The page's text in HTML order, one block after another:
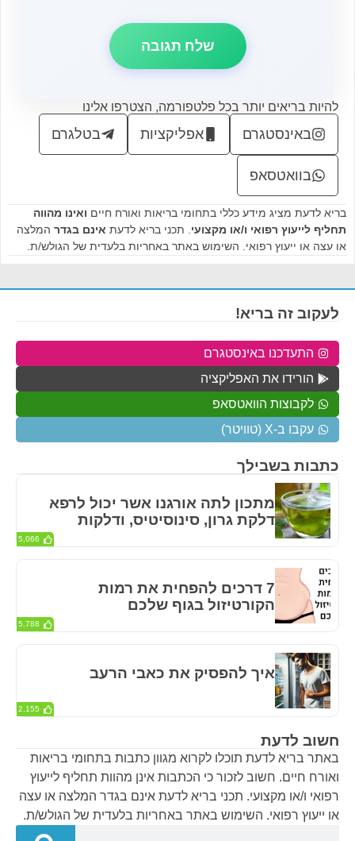
להיות בריאים יותר בכל פלטפורמה, הצטרפו אלינו
באינסטגרם אפליקציות בטלגרם
בוואטסאפ
בריא לדעת מציג מידע כללי בתחומי בריאות ואורח חיים ואינו מהווה
תחליף לייעוץ רפואי ו/או מקצועי. תכני בריא לדעת אינם בגדר המלצה
או עצה או ייעוץ רפואי. השימוש באתר באחריות בלעדית של הגולש/ת.
חשוב לדעת
באתר בריא לדעת תוכלו לקרוא מגוון כתבות בתחומי בריאות
ואורח חיים. חשוב לזכור כי הכתבות אינן מהוות תחליף לייעוץ
רפואי ו/או מקצועי. תכני בריא לדעת אינם בגדר המלצה או עצה
או ייעוץ רפואי. השימוש באתר באחריות בלעדית של הגולש/ת.
כתבות בשבילך
מתכון לתה אורגנו אשר יכול לרפא
דלקת גרון, סינוסיטיס, ודלקות
5,066
7 דרכים להפחית את רמות
הקורטיזול בגוף שלכם
5,788
איך להפסיק את כאבי הרעב
2,155
לעקוב זה בריא!
התעדכנו באינסטגרם
הורידו את האפליקציה
לקבוצות הוואטסאפ
עקבו ב-X (טוויטר)